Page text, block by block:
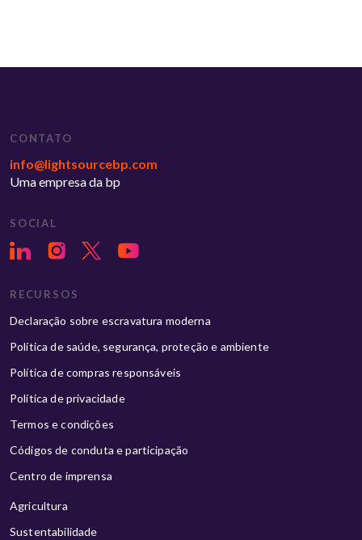
CONTATO
info@lightsourcebp.com
Uma empresa da bp
SOCIAL
RECURSOS
Declaração sobre escravatura moderna
Política de saúde, segurança, proteção e ambiente
Política de compras responsáveis
Política de privacidade
Termos e condições
Códigos de conduta e participação
Centro de imprensa
Agricultura
Sustentabilidade